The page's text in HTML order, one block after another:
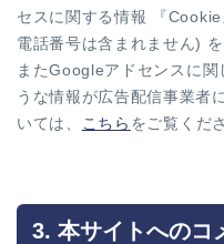
セスに関する情報 『
電話番号は含まれません)
またGoogleアドセンスに関
うな情報が広告配信事業者
いては、 こちら をご覧くだ
3. 本サイトへのコ